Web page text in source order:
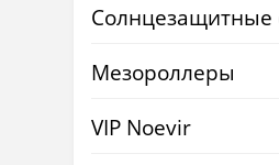
Солнцезащитные
Мезороллеры
VIP Noevir